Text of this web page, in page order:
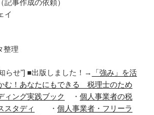
事作成の依頼）
イ
整理
らせ"] ■出版しました！→
「強み」を活
む！あなたにもできる 税理士のため
ィング実践ブック
・ 個人事業者の税
スタディ
・ 個人事業者・フリーラ